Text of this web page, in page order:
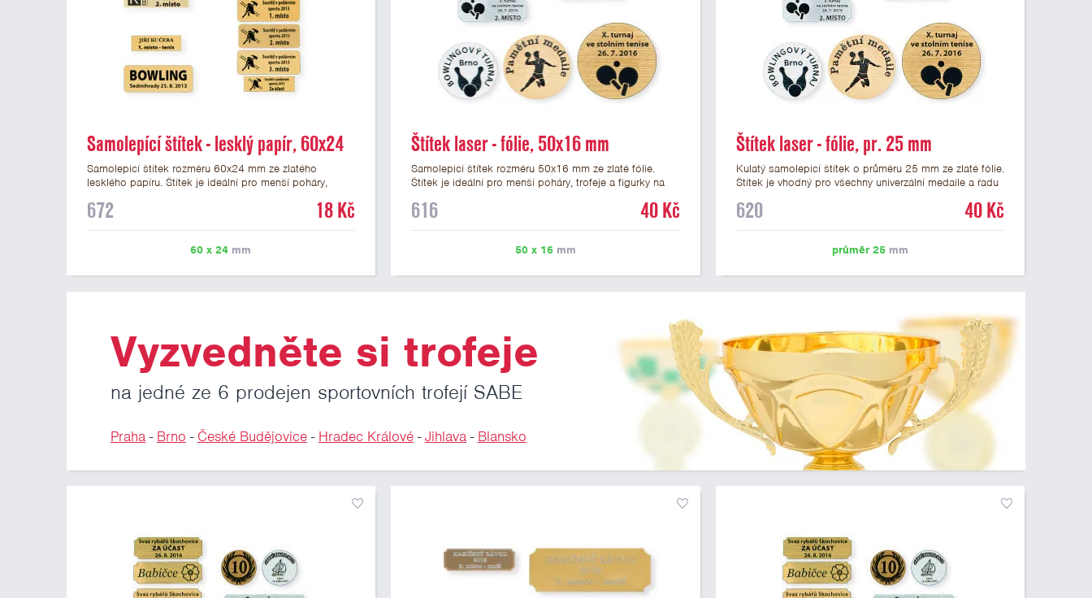
Samolepící štítek - lesklý papír, 60x24
mm
Samolepicí štítek rozměru 60x24 mm ze zlatého
lesklého papíru. Štítek je ideální pro menší poháry,
možné vytisknout libovolné logo nebo text. Potisk štítku
a případné další podklady pro výrobu štítku je možné
672 18 Kč
60 x 24 mm
Štítek laser - fólie, 50x16 mm
Samolepicí štítek rozměru 50x16 mm ze zlaté fólie.
Štítek je ideální pro menší poháry, trofeje a figurky na
vypálit libovolné logo nebo text. U textu doporučujeme
případné další podklady pro výrobu štítku je možné
616 40 Kč
50 x 16mm
Štítek laser - fólie, pr. 25 mm
Kulatý samolepicí štítek o průměru 25 mm ze zlaté fólie.
Štítek je vhodný pro všechny univerzální medaile a řadu
25 mm. Na štítek je možné laserem vypálit logo nebo
620 40 Kč
průměr 25mm
Vyzvedněte si trofeje
na jedné ze 6 prodejen sportovních trofejí SABE
Praha- Brno - České Budějovice- Hradec Králové-Jihlava- Blansko